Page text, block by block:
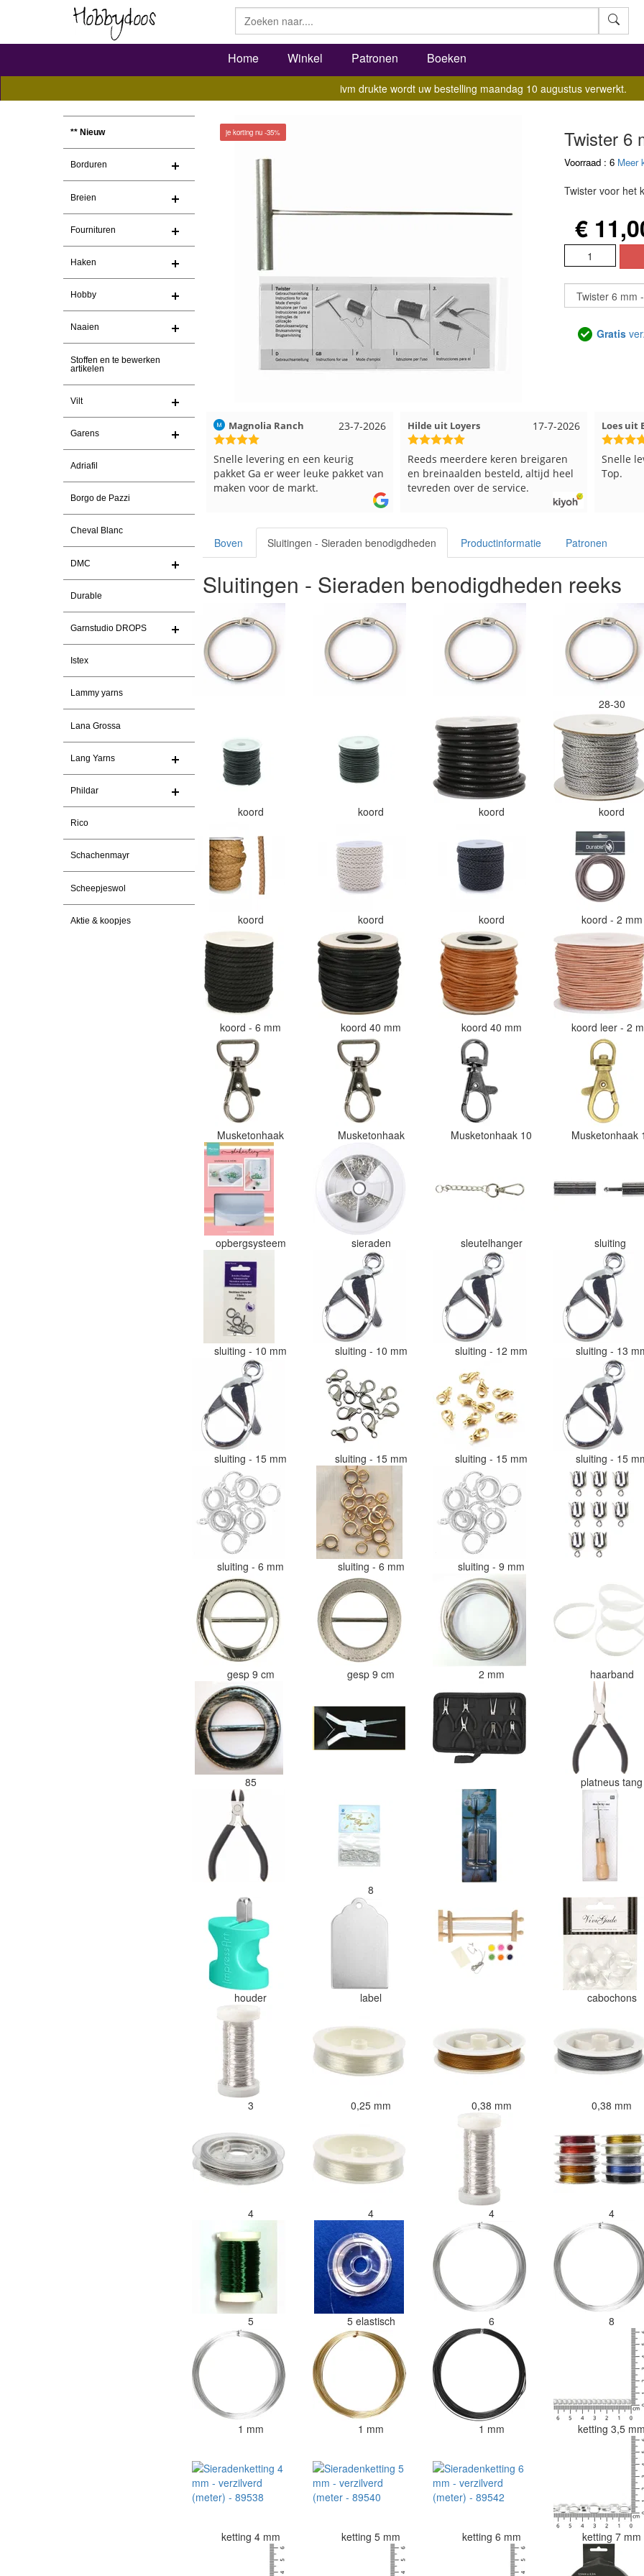
Home Winkel Patronen Boeken
ivm drukte wordt uw bestelling maandag 10 augustus verwerkt.
** Nieuw
Borduren
Breien
Fournituren
Haken
Hobby
Naaien
Stoffen en te bewerken
artikelen
Vilt
Garens
Adriafil
Borgo de Pazzi
Cheval Blanc
DMC
Durable
Garnstudio DROPS
Istex
Lammy yarns
Lana Grossa
Lang Yarns
Phildar
Rico
Schachenmayr
Scheepjeswol
Aktie & koopjes
je korting nu -35% Twister 6
Voorraad : 6 Meer
Twister voor het
€
Gratis
23-7-2026
pakket Ga er weer leuke pakket van
17-7-2026
Hilde uit Loyers
Reeds meerdere keren breigaren
en breinaalden besteld, altijd heel
tevreden over de service.
12-7-2026
Loes uit EMMELOORD
Snelle levering en keurig verpakt.
Top.
Boven Sluitingen - Sieraden benodigdheden Productinformatie Patronen
Sluitingen - Sieraden benodigdheden reeks
28-30
koord koord koord koord
koord koord koord koord - 2 mm
koord - 6 mm koord 40 mm koord 40 mm koord leer - 2
Musketonhaak Musketonhaak Musketonhaak 10 Musketonhaak
opbergsysteem sieraden sleutelhanger sluiting
sluiting - 10 mm sluiting - 10 mm sluiting - 12 mm sluiting - 13
sluiting - 15 mm sluiting - 15 mm sluiting - 15 mm sluiting - 15
sluiting - 6 mm sluiting - 6 mm sluiting - 9 mm
gesp 9 cm gesp 9 cm 2 mm haarband
85 platneus tang
8
houder label cabochons
3 0,25 mm 0,38 mm 0,38 mm
4 4 4 4
5 5 elastisch 6 8
1 mm 1 mm 1 mm ketting 3,5 mm
ketting 4 mm ketting 5 mm ketting 6 mm ketting 7 mm